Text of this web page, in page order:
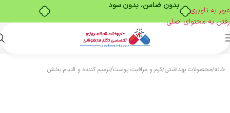
بدون ضامن، بدون سود
عبور به ناوبری
رفتن به محتوای اصلی
خانه/محصولات بهداشتی/کرم و مراقبت پوست/ترمیم کننده و التیام بخش